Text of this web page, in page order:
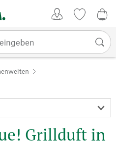
Grillduft in